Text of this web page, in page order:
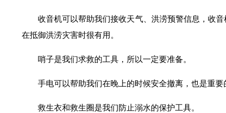
收音机可以帮助我们接收天气、洪涝预警信息，收
在抵御洪涝灾害时很有用。
哨子是我们求救的工具，所以一定要准备。
手电可以帮助我们在晚上的时候安全撤离，也是重要
救生衣和救生圈是我们防止溺水的保护工具。